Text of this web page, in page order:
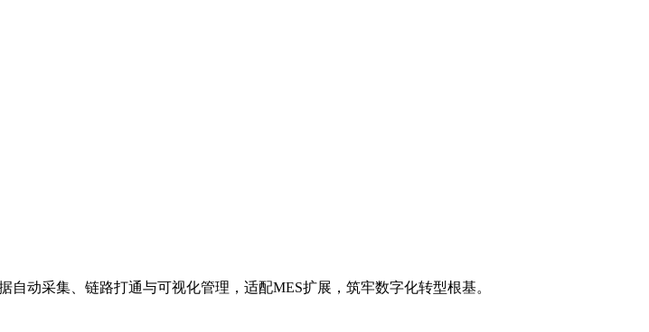
动采集、链路打通与可视化管理，适配MES扩展，筑牢数字化转型根基。